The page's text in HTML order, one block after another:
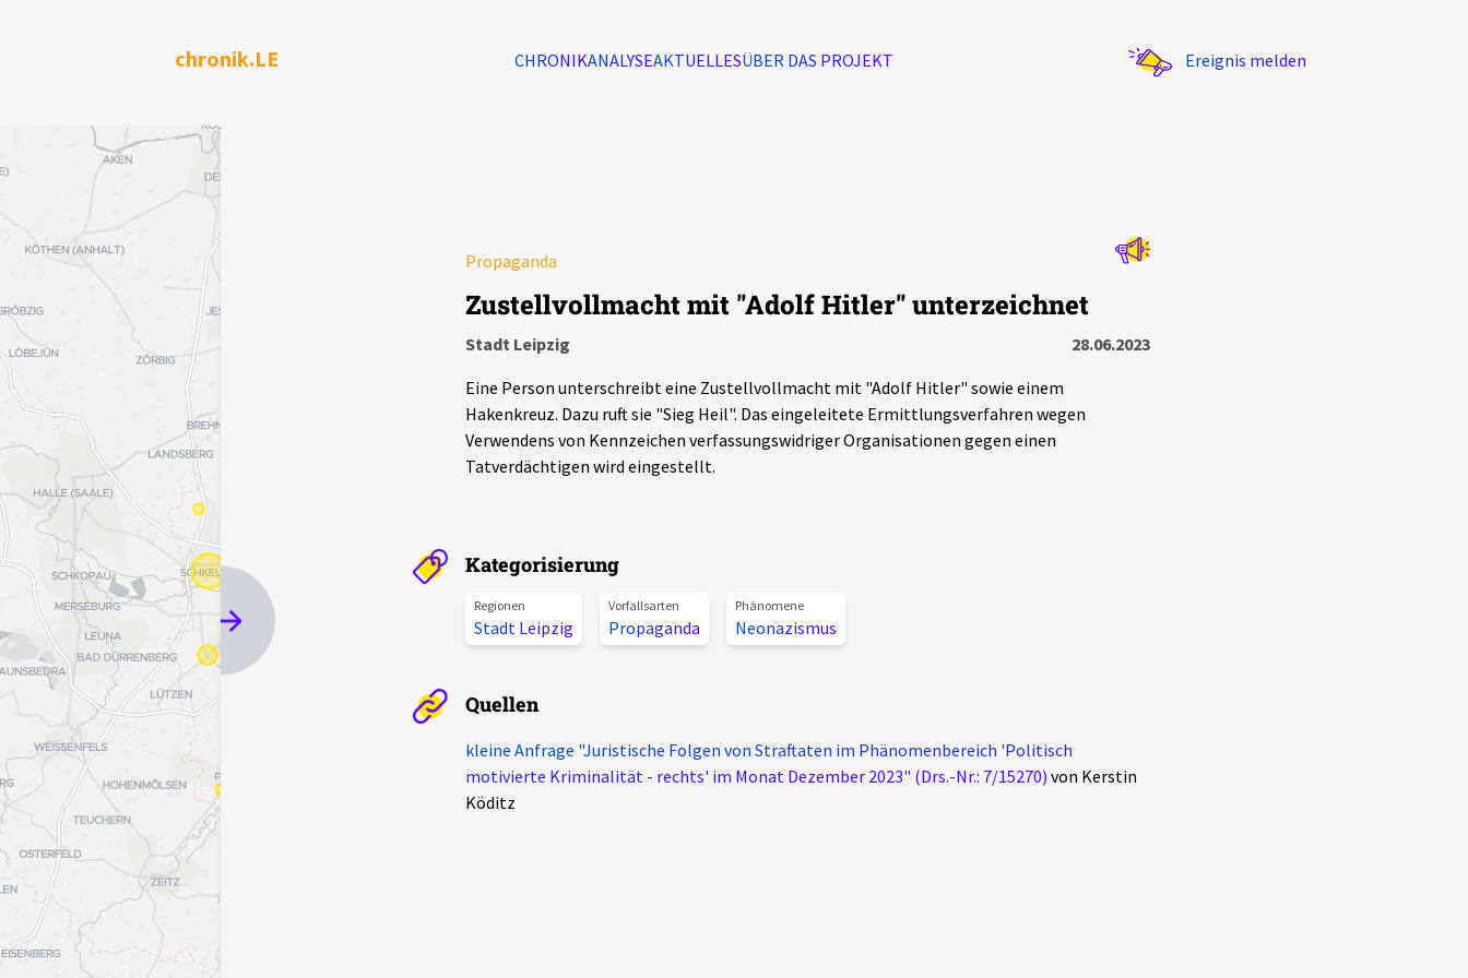
chronik.LE CHRONIKANALYSEAKTUELLESÜBER DAS PROJEKT Ereignis melden
Propaganda
Zustellvollmacht mit "Adolf Hitler" unterzeichnet
Stadt Leipzig
28.06.2023
Eine Person unterschreibt eine Zustellvollmacht mit "Adolf Hitler" sowie einem
Hakenkreuz. Dazu ruft sie "Sieg Heil". Das eingeleitete Ermittlungsverfahren wegen
Verwendens von Kennzeichen verfassungswidriger Organisationen gegen einen
Tatverdächtigen wird eingestellt.
Kategorisierung
Regionen
Stadt Leipzig
Vorfallsarten
Propaganda
Phänomene
Neonazismus
Quellen
kleine Anfrage "Juristische Folgen von Straftaten im Phänomenbereich 'Politisch
motivierte Kriminalität - rechts' im Monat Dezember 2023" (Drs.-Nr.: 7/15270) von Kerstin
Köditz